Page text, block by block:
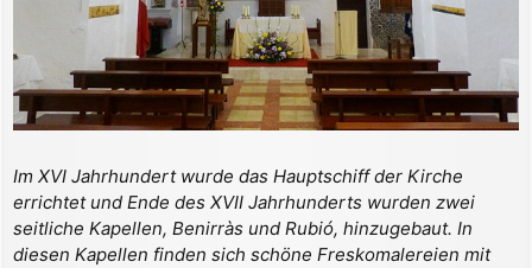
Im XVI Jahrhundert wurde das Hauptschiff der Kirche
errichtet und Ende des XVII Jahrhunderts wurden zwei
seitliche Kapellen, Benirràs und Rubió, hinzugebaut. In
diesen Kapellen finden sich schöne Freskomalereien mit